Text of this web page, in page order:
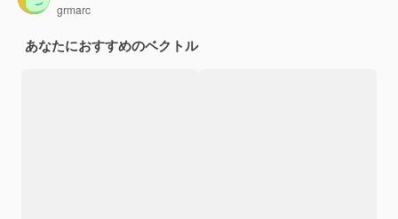
grmarc
あなたにおすすめのベクトル